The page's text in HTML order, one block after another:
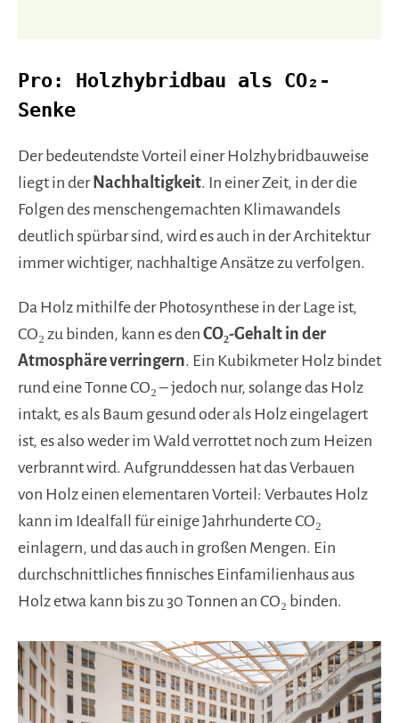
Pro: Holzhybridbau als CO₂-
Senke
Der bedeutendste Vorteil einer Holzhybridbauweise
liegt in der Nachhaltigkeit. In einer Zeit, in der die
Folgen des menschengemachten Klimawandels
deutlich spürbar sind, wird es auch in der Architektur
immer wichtiger, nachhaltige Ansätze zu verfolgen.
Da Holz mithilfe der Photosynthese in der Lage ist,
CO₂ zu binden, kann es den CO₂-Gehalt in der
Atmosphäre verringern. Ein Kubikmeter Holz bindet
rund eine Tonne CO₂ – jedoch nur, solange das Holz
intakt, es als Baum gesund oder als Holz eingelagert
ist, es also weder im Wald verrottet noch zum Heizen
verbrannt wird. Aufgrunddessen hat das Verbauen
von Holz einen elementaren Vorteil: Verbautes Holz
kann im Idealfall für einige Jahrhunderte CO₂
einlagern, und das auch in großen Mengen. Ein
durchschnittliches finnisches Einfamilienhaus aus
Holz etwa kann bis zu 30 Tonnen an CO₂ binden.